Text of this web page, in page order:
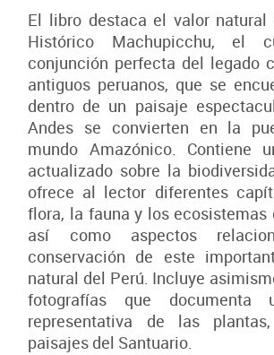
El libro destaca el valor natural
Histórico Machupicchu, el
conjunción perfecta del legado
antiguos peruanos, que se
dentro de un paisaje
Andes se convierten en la
mundo Amazónico. Contiene
actualizado sobre la
ofrece al lector diferentes
flora, la fauna y los ecosistemas
así como aspectos
conservación de este
natural del Perú. Incluye
fotografías que documenta
representativa de las
paisajes del Santuario.